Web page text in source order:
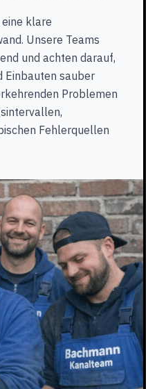
klare
Unsere Teams
und achten darauf,
Einbauten sauber
Problemen
Fehlerquellen